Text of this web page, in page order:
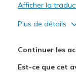
Afficher la
Plus de détails
Continuer les
Est-ce que cet